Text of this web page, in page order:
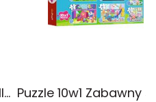
Puzzle 10w1 Gabby's Dollhouse Gabby i jej świat 96014